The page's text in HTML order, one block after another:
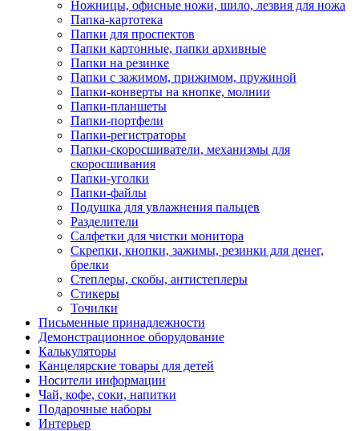
Ножницы, офисные ножи, шило, лезвия для ножа
Папка-картотека
Папки для проспектов
Папки картонные, папки архивные
Папки на резинке
Папки с зажимом, прижимом, пружиной
Папки-конверты на кнопке, молнии
Папки-планшеты
Папки-портфели
Папки-регистраторы
Папки-скоросшиватели, механизмы для
скоросшивания
Папки-уголки
Папки-файлы
Подушка для увлажнения пальцев
Разделители
Салфетки для чистки монитора
Скрепки, кнопки, зажимы, резинки для денег,
брелки
Степлеры, скобы, антистеплеры
Стикеры
Точилки
Письменные принадлежности
Демонстрационное оборудование
Калькуляторы
Канцелярские товары для детей
Носители информации
Чай, кофе, соки, напитки
Подарочные наборы
Интерьер